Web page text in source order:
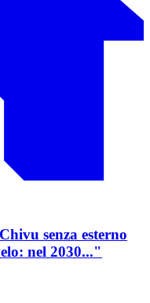
senza esterno
nel 2030..."